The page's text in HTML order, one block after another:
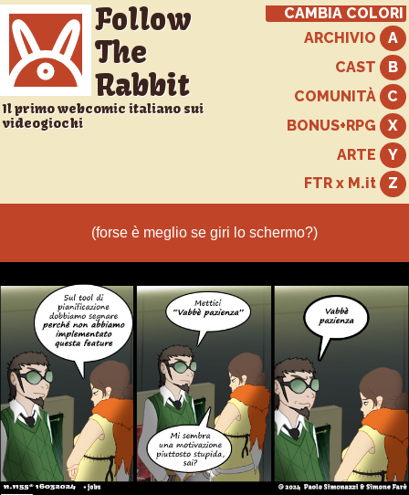
Follow
The
Rabbit
Il primo webcomic italiano sui
videogiochi
CAMBIA COLORI
ARCHIVIO
CAST
COMUNITÀ
BONUS+RPG
ARTE
FTR x M.it